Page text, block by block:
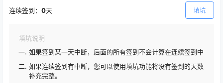
连续签到： 0天 填坑
填坑说明
如果签到某一天中断，后面的所有签到不会计算在连续签到中
如果连续签到有中断，您可以使用填坑功能将没有签到的天数
补充完整。